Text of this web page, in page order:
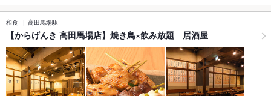
和食 高田馬場駅
【からげんき 高田馬場店】焼き鳥×飲み放題 居酒屋